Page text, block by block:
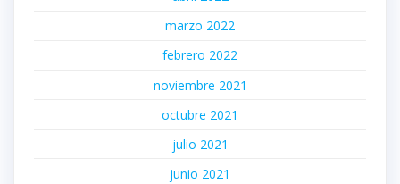
marzo 2022
febrero 2022
noviembre 2021
octubre 2021
julio 2021
junio 2021